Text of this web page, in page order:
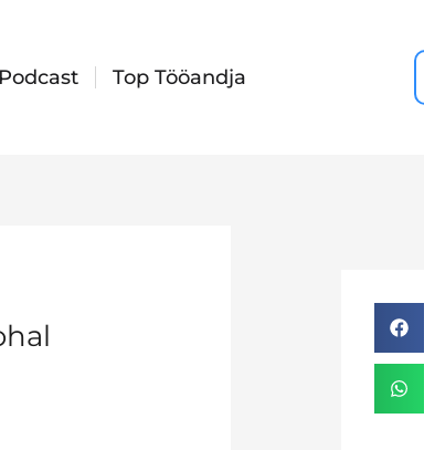
Podcast Top Tööandja